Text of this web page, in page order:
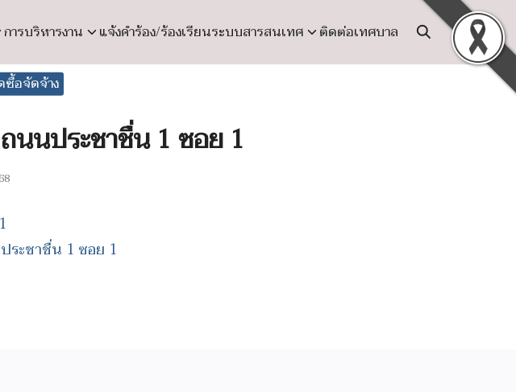
การบริหารงาน แจ้งคำร้อง/ร้องเรียนระบบสารสนเทศ
ติดต่อเทศบาล
ซื้อจัดจ้าง
นนประชาชื่น 1 ซอย 1
ระชาชื่น 1 ซอย 1